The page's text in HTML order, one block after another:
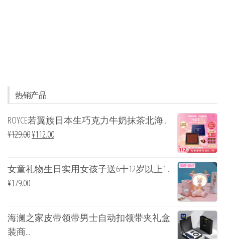
热销产品
ROYCE若翼族日本生巧克力牛奶抹茶北海...
¥129.00¥112.00
女童礼物生日实用女孩子送6十12岁以上1...
¥179.00
海澜之家皮带领带男士自动扣领带夹礼盒
装商...